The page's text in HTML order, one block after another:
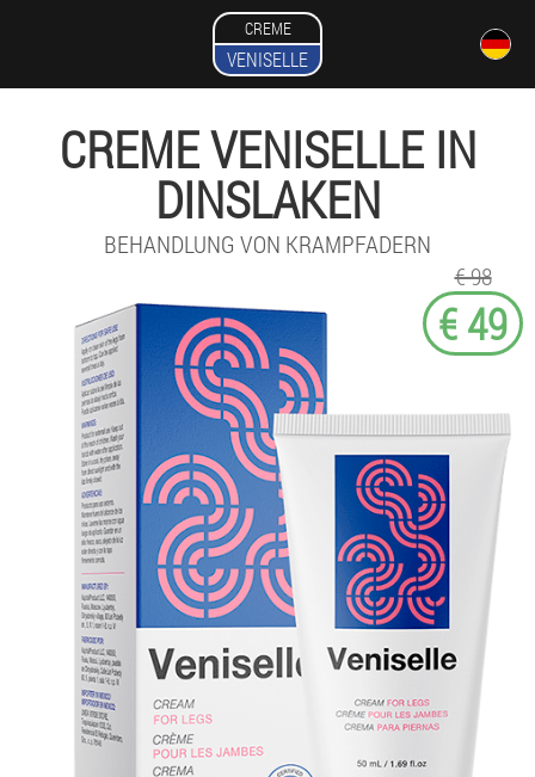
CREME
VENISELLE
CREME VENISELLE IN
DINSLAKEN
BEHANDLUNG VON KRAMPFADERN
€ 98
€ 49